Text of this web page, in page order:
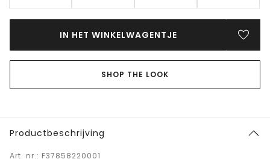
IN HET WINKELWAGENTJE
SHOP THE LOOK
Productbeschrijving
Art. nr.: F37858220001